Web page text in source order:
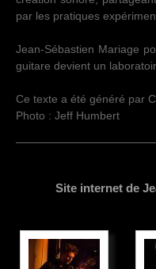
par les pratiques
Jean-Sébastien Mariage
guitare devient un
Ce texte a été généré par
Photo : Jeff Humbert
Site internet de